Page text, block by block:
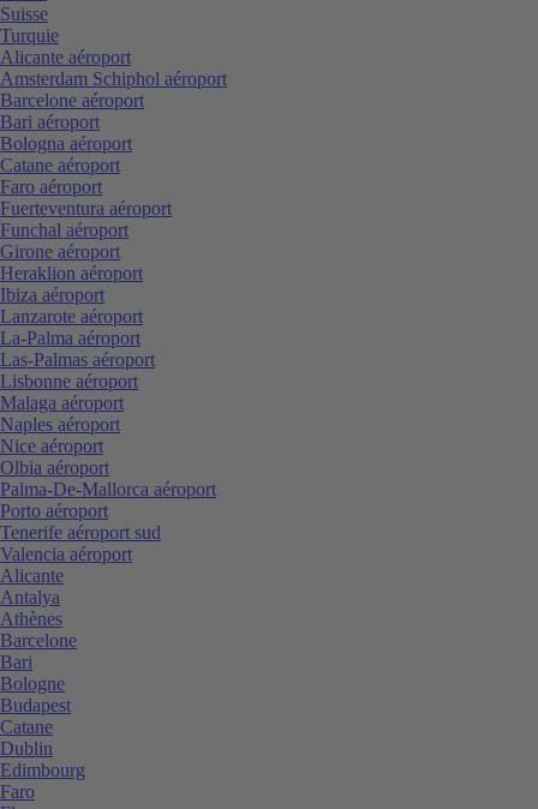
Suisse
Turquie
Alicante aéroport
Amsterdam Schiphol aéroport
Barcelone aéroport
Bari aéroport
Bologna aéroport
Catane aéroport
Faro aéroport
Fuerteventura aéroport
Funchal aéroport
Girone aéroport
Heraklion aéroport
Ibiza aéroport
Lanzarote aéroport
La-Palma aéroport
Las-Palmas aéroport
Lisbonne aéroport
Malaga aéroport
Naples aéroport
Nice aéroport
Olbia aéroport
Palma-De-Mallorca aéroport
Porto aéroport
Tenerife aéroport sud
Valencia aéroport
Alicante
Antalya
Athènes
Barcelone
Bari
Bologne
Budapest
Catane
Dublin
Edimbourg
Faro